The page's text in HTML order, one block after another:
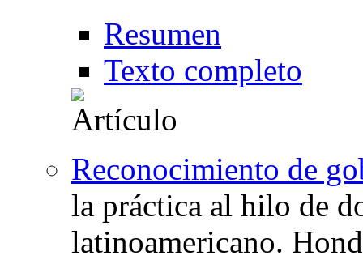
Resumen
Texto completo
Reconocimiento de
la práctica al hilo de
latinoamericano.